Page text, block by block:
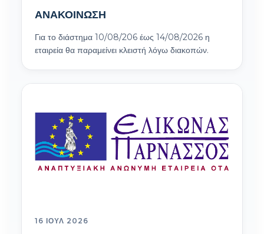
ΑΝΑΚΟΙΝΩΣΗ
Για το διάστημα 10/08/206 έως 14/08/2026 η
εταιρεία θα παραμείνει κλειστή λόγω διακοπών.
16 ΙΟΎΛ 2026